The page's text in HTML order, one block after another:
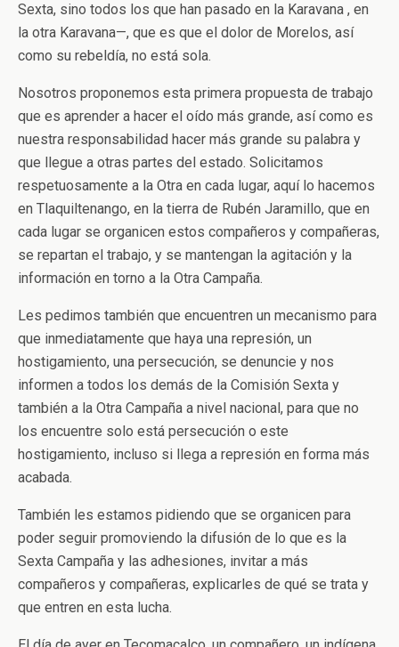
Sexta, sino todos los que han pasado en la Karavana , en
la otra Karavana—, que es que el dolor de Morelos, así
como su rebeldía, no está sola.
Nosotros proponemos esta primera propuesta de trabajo
que es aprender a hacer el oído más grande, así como es
nuestra responsabilidad hacer más grande su palabra y
que llegue a otras partes del estado. Solicitamos
respetuosamente a la Otra en cada lugar, aquí lo hacemos
en Tlaquiltenango, en la tierra de Rubén Jaramillo, que en
cada lugar se organicen estos compañeros y compañeras,
se repartan el trabajo, y se mantengan la agitación y la
información en torno a la Otra Campaña.
Les pedimos también que encuentren un mecanismo para
que inmediatamente que haya una represión, un
hostigamiento, una persecución, se denuncie y nos
informen a todos los demás de la Comisión Sexta y
también a la Otra Campaña a nivel nacional, para que no
los encuentre solo está persecución o este
hostigamiento, incluso si llega a represión en forma más
acabada.
También les estamos pidiendo que se organicen para
poder seguir promoviendo la difusión de lo que es la
Sexta Campaña y las adhesiones, invitar a más
compañeros y compañeras, explicarles de qué se trata y
que entren en esta lucha.